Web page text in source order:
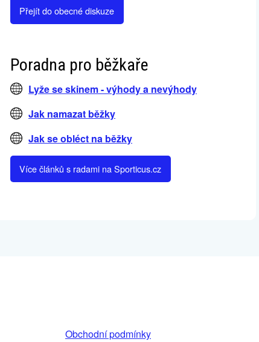
Přejít do obecné diskuze
Poradna pro běžkaře
Lyže se skinem - výhody a nevýhody
Jak namazat běžky
Jak se obléct na běžky
Více článků s radami na Sporticus.cz
Obchodní podmínky